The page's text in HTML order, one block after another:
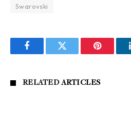
Swarovski
FacebookTwitter Pinterest
RELATEDARTICLES